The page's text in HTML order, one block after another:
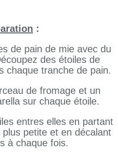
:
de pain de mie avec du
des étoiles de
chaque tranche de pain.
de fromage et un
sur chaque étoile.
entres elles en partant
petite et en décalant
à chaque fois.